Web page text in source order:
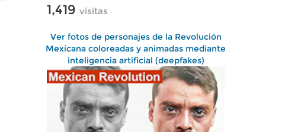
1,419 visitas
Ver fotos de personajes de la Revolución
Mexicana coloreadas y animadas mediante
inteligencia artificial (deepfakes)